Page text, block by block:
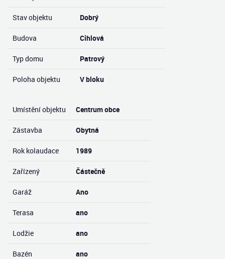
Stav objektu Dobrý
Budova Cihlová
Typ domu Patrový
Poloha objektu V bloku
Umístění objektu Centrum obce
Zástavba Obytná
Rok kolaudace 1989
Zařízený Částečně
Garáž Ano
Terasa ano
Lodžie ano
Bazén ano